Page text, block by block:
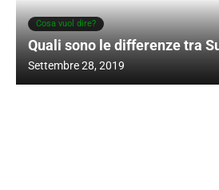
Cosa vuol dire?
Quali sono le differenze tra
Settembre 28, 2019